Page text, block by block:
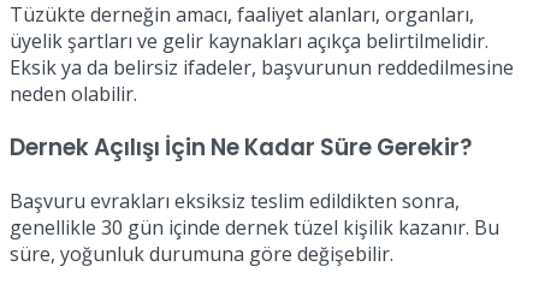
Tüzükte derneğin amacı, faaliyet alanları, organları,
üyelik şartları ve gelir kaynakları açıkça belirtilmelidir.
Eksik ya da belirsiz ifadeler, başvurunun reddedilmesine
neden olabilir.
Dernek Açılışı İçin Ne Kadar Süre Gerekir?
Başvuru evrakları eksiksiz teslim edildikten sonra,
genellikle 30 gün içinde dernek tüzel kişilik kazanır. Bu
süre, yoğunluk durumuna göre değişebilir.